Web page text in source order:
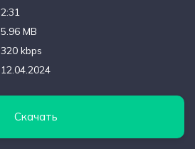
2:31
5.96 MB
320 kbps
12.04.2024
Скачать